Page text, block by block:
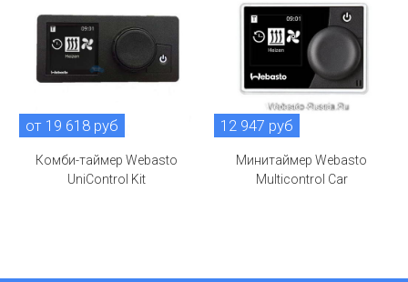
от 19 618 руб
Комби-таймер Webasto
UniControl Kit
12 947 руб
Минитаймер Webasto
Multicontrol Car